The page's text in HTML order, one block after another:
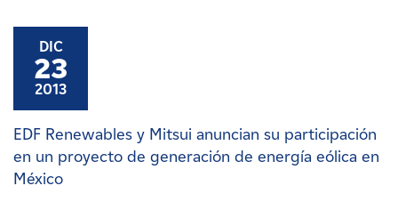
DIC
23
2013
EDF Renewables y Mitsui anuncian su participación
en un proyecto de generación de energía eólica en
México